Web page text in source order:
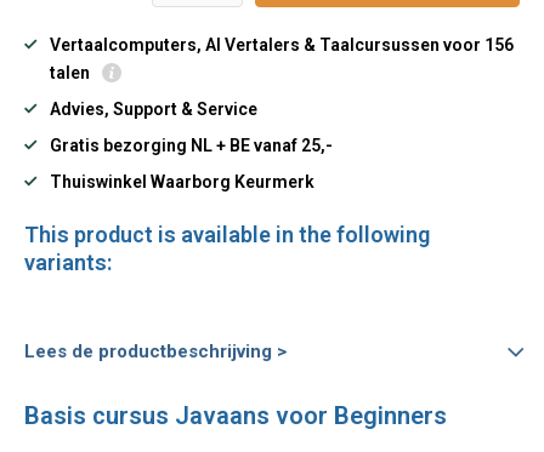
Vertaalcomputers, AI Vertalers & Taalcursussen voor 156
talen
Advies, Support & Service
Gratis bezorging NL + BE vanaf 25,-
Thuiswinkel Waarborg Keurmerk
This product is available in the following
variants:
Lees de productbeschrijving >
Basis cursus Javaans voor Beginners